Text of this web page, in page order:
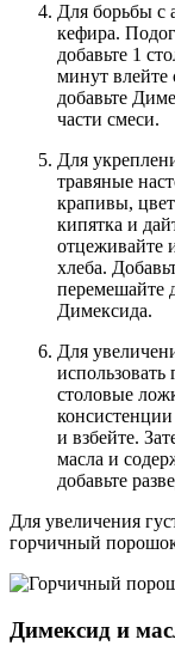
Для борьбы с
кефира.
добавьте 1
минут
добавьте
части смеси.
Для
травяные
крапивы,
кипятка и
отцеживайте
хлеба.
перемешайте
Димексида.
Для
столовые
и взбейте.
масла и
добавьте
Для увеличения
горчичный
Димексид и